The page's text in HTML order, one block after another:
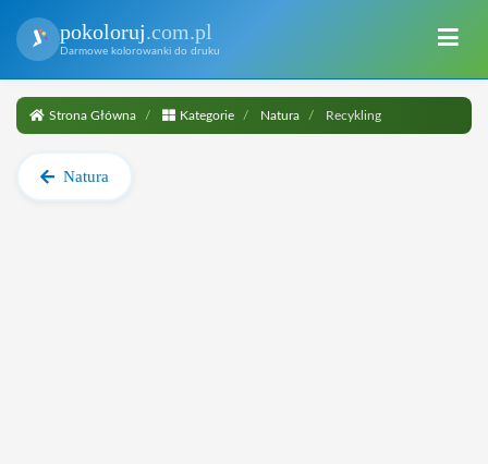
pokoloruj.com.pl
Darmowe kolorowanki do druku
Strona Główna Kategorie Natura Recykling
Natura